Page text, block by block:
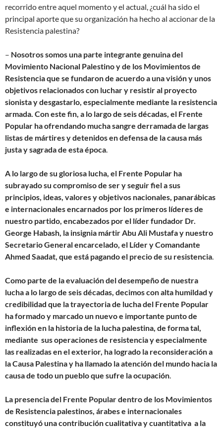
recorrido entre aquel momento y el actual, ¿cuál ha sido el
principal aporte que su organización ha hecho al accionar de la
Resistencia palestina?
– Nosotros somos una parte integrante genuina del
Movimiento Nacional Palestino y de los Movimientos de
Resistencia que se fundaron de acuerdo a una visión y unos
objetivos relacionados con luchar y resistir al proyecto
sionista y desgastarlo, especialmente mediante la resistencia
armada. Con este fin, a lo largo de seis décadas, el Frente
Popular ha ofrendando mucha sangre derramada de largas
listas de mártires y detenidos en defensa de la causa más
justa y sagrada de esta época
A lo largo de su gloriosa lucha, el Frente Popular ha
subrayado su compromiso de ser y seguir fiel a sus
principios, ideas, valores y objetivos nacionales, panarábicas
e internacionales encarnados por los primeros líderes de
nuestro partido, encabezados por el líder fundador Dr.
George Habash, la insignia mártir Abu Ali Mustafa y nuestro
Secretario General encarcelado, el Líder y Comandante
Ahmed Saadat, que está pagando el precio de su resistencia
Como parte de la evaluación del desempeño de nuestra
lucha a lo largo de seis décadas, decimos con alta humildad y
credibilidad que la trayectoria de lucha del Frente Popular
ha formado y marcado un nuevo e importante punto de
inflexión en la historia de la lucha palestina, de forma tal,
mediante sus operaciones de resistencia y especialmente
las realizadas en el exterior, ha logrado la reconsideración a
la Causa Palestina y ha llamado la atención del mundo hacia la
causa de todo un pueblo que sufre la ocupación
La presencia del Frente Popular dentro de los Movimientos
de Resistencia palestinos, árabes e internacionales
constituyó una contribución cualitativa y cuantitativa a la